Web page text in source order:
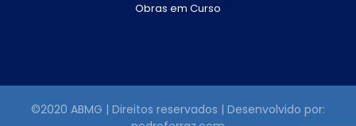
Obras em Curso
©2020 ABMG | Direitos reservados | Desenvolvido por: